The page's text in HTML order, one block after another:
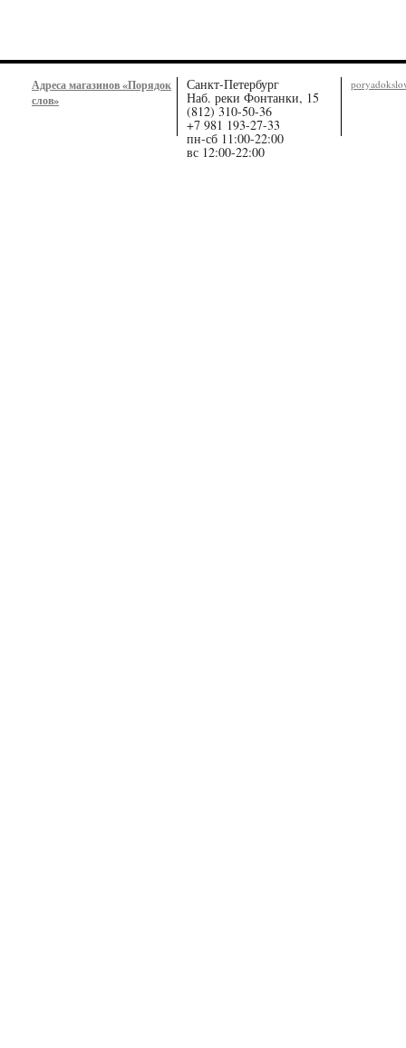
Адреса магазинов «Порядок
слов»
Санкт-Петербург
Наб. реки Фонтанки, 15
(812) 310-50-36
+7 981 193-27-33
пн-сб 11:00-22:00
вс 12:00-22:00